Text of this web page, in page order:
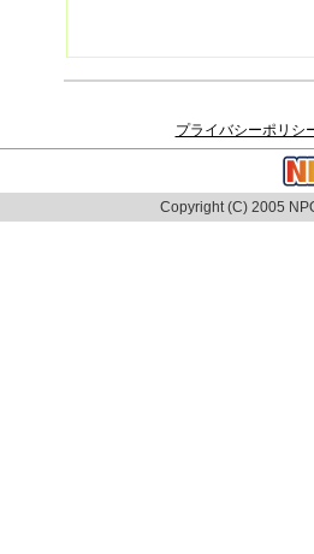
プライバシーポリシ
Copyright (C) 2005